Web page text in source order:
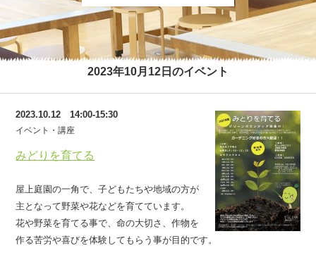
2023年10月12日のイベント
みどりを育てる
2023.10.12 14:00-15:30
イベント・講座
屋上庭園の一角で、子どもたちや地域の方が
主となって野菜や花などを育てています。
花や野菜を育てる事で、命の大切さ、作物を
作る苦労や喜びを体験してもらう事が目的です。